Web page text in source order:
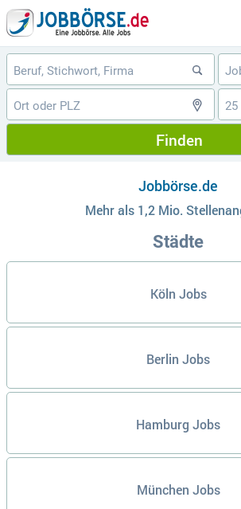
25
Finden
Jobbörse.de
Mehr als 1,2 Mio.
Städte
Köln Jobs
Berlin Jobs
Hamburg Jobs
München Jobs